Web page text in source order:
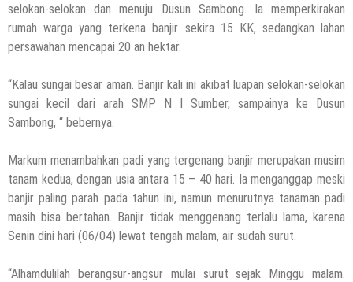
selokan-selokan dan menuju Dusun Sambong. Ia memperkirakan
rumah warga yang terkena banjir sekira 15 KK, sedangkan lahan
persawahan mencapai 20 an hektar.
“Kalau sungai besar aman. Banjir kali ini akibat luapan selokan-selokan
sungai kecil dari arah SMP N I Sumber, sampainya ke Dusun
Sambong, “ bebernya.
Markum menambahkan padi yang tergenang banjir merupakan musim
tanam kedua, dengan usia antara 15 – 40 hari. Ia menganggap meski
banjir paling parah pada tahun ini, namun menurutnya tanaman padi
masih bisa bertahan. Banjir tidak menggenang terlalu lama, karena
Senin dini hari (06/04) lewat tengah malam, air sudah surut.
“Alhamdulilah berangsur-angsur mulai surut sejak Minggu malam.